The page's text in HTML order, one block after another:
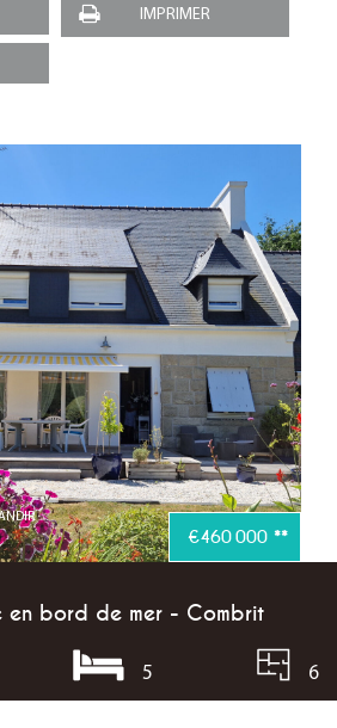
IMPRIMER
€460 000 **
en bord de mer - Combrit
5 6